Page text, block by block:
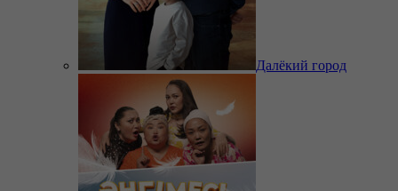
Далёкий город